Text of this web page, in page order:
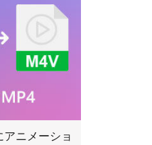
ニメーショ